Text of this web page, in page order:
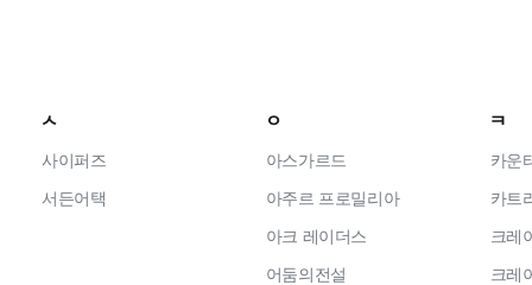
ㅅ
사이퍼즈
서든어택
ㅇ
아스가르드
아주르 프로밀리아
아크 레이더스
어둠의전설
ㅋ
카운
카트
크레
크레